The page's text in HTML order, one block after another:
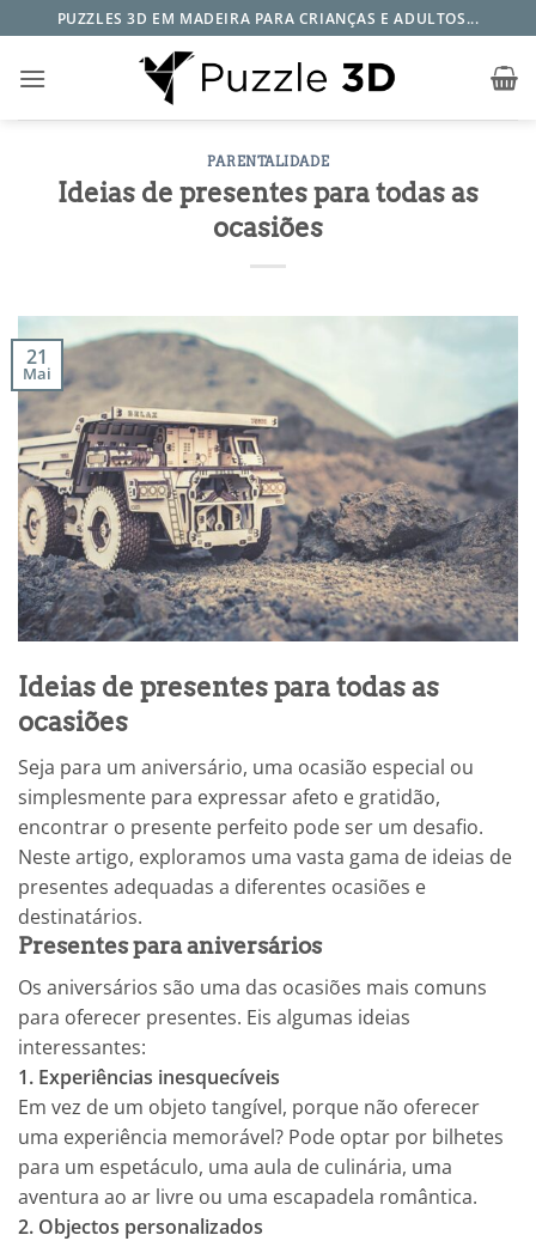
to
content
PUZZLES 3D EM MADEIRA PARA CRIANÇAS E ADULTOS...
PARENTALIDADE
Ideias de presentes para todas as
ocasiões
21
Mai
Ideias de presentes para todas as
ocasiões
Seja para um aniversário, uma ocasião especial ou
simplesmente para expressar afeto e gratidão,
encontrar o presente perfeito pode ser um desafio.
Neste artigo, exploramos uma vasta gama de ideias de
presentes adequadas a diferentes ocasiões e
destinatários.
Presentes para aniversários
Os aniversários são uma das ocasiões mais comuns
para oferecer presentes. Eis algumas ideias
interessantes:
1. Experiências inesquecíveis
Em vez de um objeto tangível, porque não oferecer
uma experiência memorável? Pode optar por bilhetes
para um espetáculo, uma aula de culinária, uma
aventura ao ar livre ou uma escapadela romântica.
2. Objectos personalizados